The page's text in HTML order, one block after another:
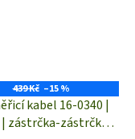
439 Kč –15 %
kabel 16-0340 |
| zástrčka-zástrčka |